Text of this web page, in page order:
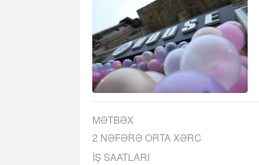
MƏTBƏX
2 NƏFƏRƏ ORTA XƏRC
İŞ SAATLARI